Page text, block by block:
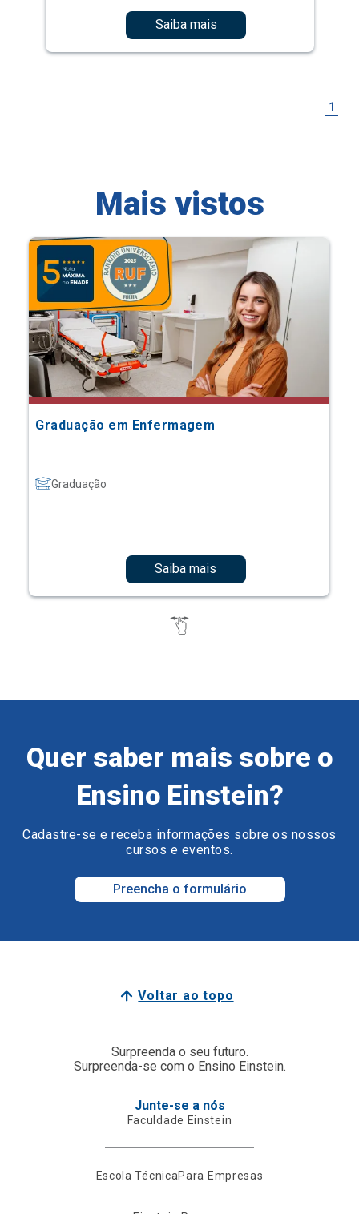
Saiba mais
1
Mais vistos
Graduação em Enfermagem
Graduação
Saiba mais
Quer saber mais sobre o
Ensino Einstein?
Cadastre-se e receba informações sobre os nossos
cursos e eventos.
Preencha o formulário
Voltar ao topo
Surpreenda o seu futuro.
Surpreenda-se com o Ensino Einstein.
Junte-se a nós
Faculdade Einstein
Escola TécnicaPara Empresas